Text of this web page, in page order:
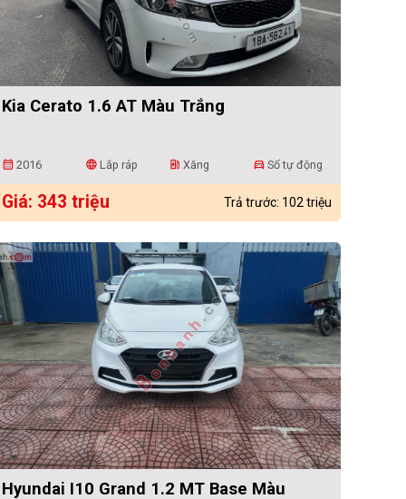
Kia Cerato 1.6 AT Màu Trắng
calendar_month 2016 language Lắp ráp ev_station Xăng directions_car Số tự động
Giá: 343 triệu Trả trước: 102 triệu
Hyundai I10 Grand 1.2 MT Base Màu